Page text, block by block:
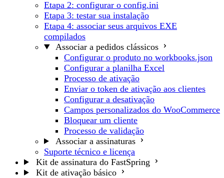
Etapa 2: configurar o config.ini
Etapa 3: testar sua instalação
Etapa 4: associar seus arquivos EXE
compilados
Associar a pedidos clássicos
Configurar o produto no workbooks.json
Configurar a planilha Excel
Processo de ativação
Enviar o token de ativação aos clientes
Configurar a desativação
Campos personalizados do WooCommerce
Bloquear um cliente
Processo de validação
Associar a assinaturas
Suporte técnico e licença
Kit de assinatura do FastSpring
Kit de ativação básico